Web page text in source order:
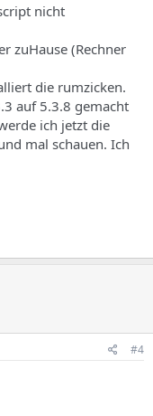
nicht
zuHause (Rechner
die rumzicken.
auf 5.3.8 gemacht
ich jetzt die
mal schauen. Ich
#4